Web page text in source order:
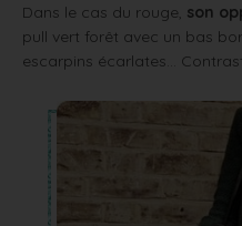
Dans le cas du rouge, son
pull vert forêt avec un bas
escarpins écarlates…